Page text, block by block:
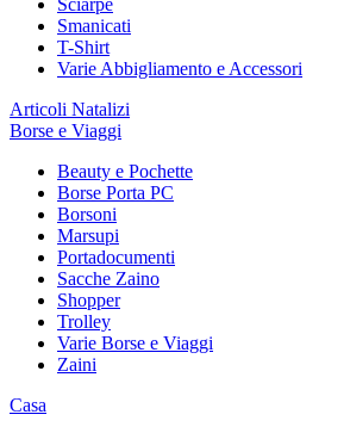
Sciarpe
Smanicati
T-Shirt
Varie Abbigliamento e Accessori
Articoli Natalizi
Borse e Viaggi
Beauty e Pochette
Borse Porta PC
Borsoni
Marsupi
Portadocumenti
Sacche Zaino
Shopper
Trolley
Varie Borse e Viaggi
Zaini
Casa